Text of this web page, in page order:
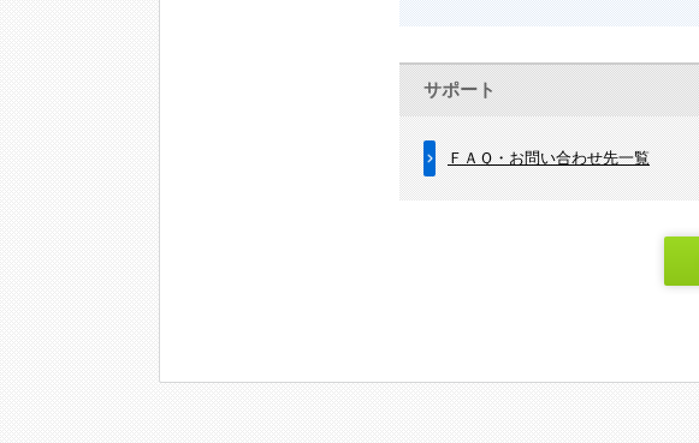
サポート
ＦＡＱ・お問い合わせ先一覧